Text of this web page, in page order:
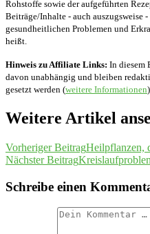
Rohstoffe sowie der aufgeführten
Beiträge/Inhalte - auch
gesundheitlichen Problemen und
heißt.
Hinweis zu Affiliate Links: In diesem
davon unabhängig und bleiben
gesetzt werden (weitere Informationen
Weitere Artikel
Vorheriger BeitragHeilpflanzen,
Nächster Beitrag
Schreibe einen